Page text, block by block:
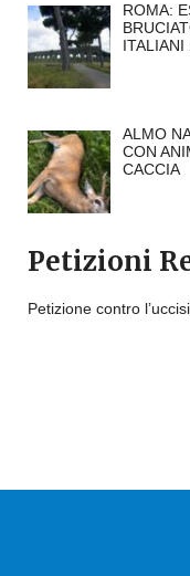
ROMA:
ITALIANI
ALMO
CON
CACCIA
Petizioni
Petizione contro